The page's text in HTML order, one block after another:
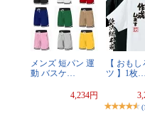
メンズ 短パン 運
動 バスケ…
4,234円
【 おも
ツ 】1枚…